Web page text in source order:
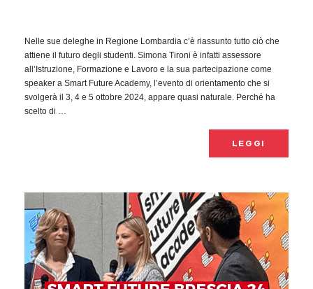
Nelle sue deleghe in Regione Lombardia c’è riassunto tutto ciò che
attiene il futuro degli studenti. Simona Tironi è infatti assessore
all’Istruzione, Formazione e Lavoro e la sua partecipazione come
speaker a Smart Future Academy, l’evento di orientamento che si
svolgerà il 3, 4 e 5 ottobre 2024, appare quasi naturale. Perché ha
scelto di …
LEGGI